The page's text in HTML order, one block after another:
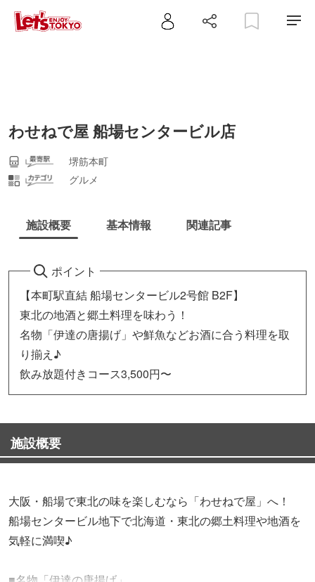
わせねで屋 船場センタービル店
堺筋本町
グルメ
施設概要 基本情報 関連記事
ポイント
【本町駅直結 船場センタービル2号館 B2F】
東北の地酒と郷土料理を味わう！
名物「伊達の唐揚げ」や鮮魚などお酒に合う料理を取
り揃え♪
飲み放題付きコース3,500円〜
施設概要
大阪・船場で東北の味を楽しむなら「わせねで屋」へ！
船場センタービル地下で北海道・東北の郷土料理や地酒を
気軽に満喫♪